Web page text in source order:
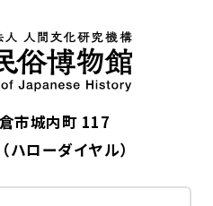
市城内町 117
（ハローダイヤル）